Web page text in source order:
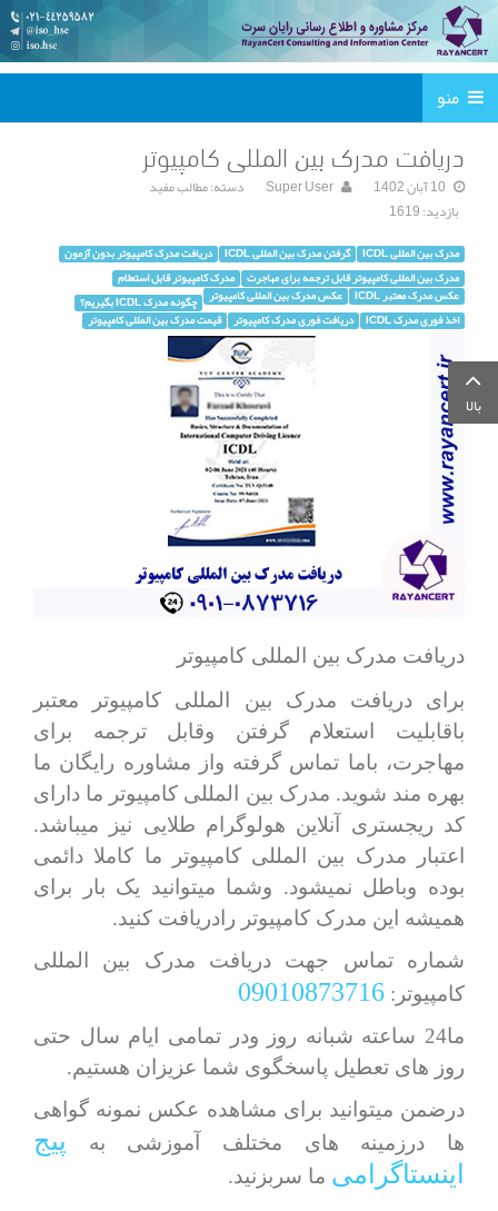
منو
دریافت مدرک بین المللی کامپیوتر
10 آبان 1402 Super User دسته:مطالب مفید
بازدید: 1619
مدرک بین المللی ICDL گرفتن مدرک بین المللی ICDL
دریافت مدرک کامپیوتر بدون آزمون
عکس مدرک بین المللی کامپیوتر
عکس مدرک معتبر ICDL
مدرک کامپیوتر قابل استعلام مدرک بین المللی کامپیوتر قابل ترجمه برای مهاجرت
قیمت مدرک بین المللی کامپیوتر دریافت فوری مدرک کامپیوتر اخذ فوری مدرک ICDL
چگونه مدرک ICDL بگیریم؟
دریافت مدرک بین المللی کامپیوتر
برای دریافت مدرک بین المللی کامپیوتر معتبر
باقابلیت استعلام گرفتن وقابل ترجمه برای
مهاجرت، باما تماس گرفته واز مشاوره رایگان ما
بهره مند شوید. مدرک بین المللی کامپیوتر ما دارای
کد ریجستری آنلاین هولوگرام طلایی نیز میباشد.
اعتبار مدرک بین المللی کامپیوتر ما کاملا دائمی
بوده وباطل نمیشود. وشما میتوانید یک بار برای
همیشه این مدرک کامپیوتر رادریافت کنید.
شماره تماس جهت دریافت مدرک بین المللی
کامپیوتر: 09010873716
ما24 ساعته شبانه روز ودر تمامی ایام سال حتی
روز های تعطیل پاسخگوی شما عزیزان هستیم.
درضمن میتوانید برای مشاهده عکس نمونه گواهی
ها درزمینه های مختلف آموزشی به پیج
اینستاگرامی ما سربزنید.
بالا